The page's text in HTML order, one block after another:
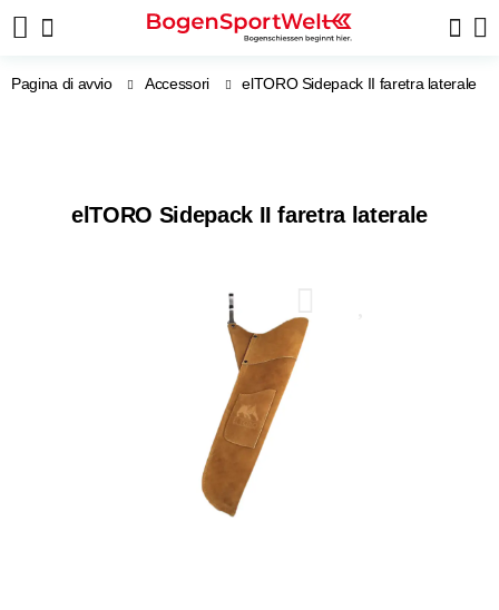
Pagina di avvio Accessori elTORO Sidepack II faretra laterale
elTORO Sidepack II faretra laterale